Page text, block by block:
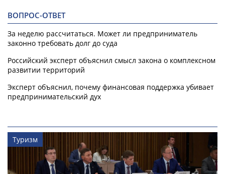
ВОПРОС-ОТВЕТ
За неделю рассчитаться. Может ли предприниматель
законно требовать долг до суда
Российский эксперт объяснил смысл закона о комплексном
развитии территорий
Эксперт объяснил, почему финансовая поддержка убивает
предпринимательский дух
Туризм